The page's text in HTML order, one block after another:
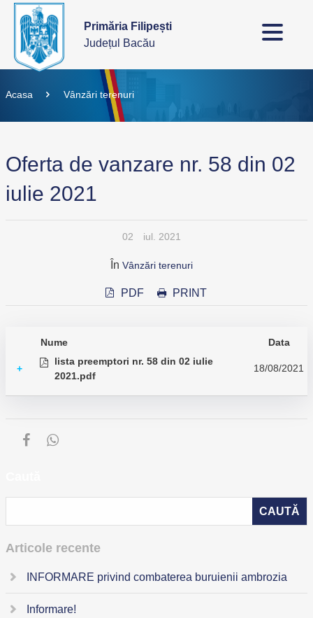
Primăria Filipești
Județul Bacău
Acasa Vânzări terenuri
Oferta de vanzare nr. 58 din 02
iulie 2021
02 iul. 2021
În Vânzări terenuri
PDF PRINT
Nume Data
+
lista preemptori nr. 58 din 02 iulie
2021.pdf
18/08/2021
Articole recente
INFORMARE privind combaterea buruienii ambrozia
Informare!